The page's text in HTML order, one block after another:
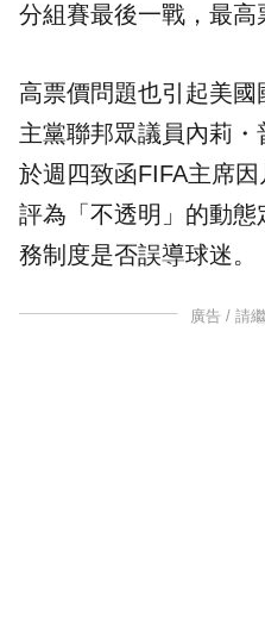
分組賽最後一戰，最高
高票價問題也引起美
主黨聯邦眾議員內莉
於週四致函FIFA主席
評為「不透明」的動
務制度是否誤導球迷。
廣告 / 請